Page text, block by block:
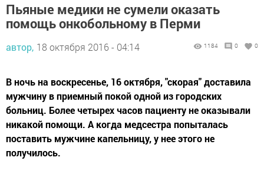
Пьяные медики не сумели оказать
помощь онкобольному в Перми
автор, 18 октября 2016 - 04:14 1184 0 0
В ночь на воскресенье, 16 октября, "скорая" доставила
мужчину в приемный покой одной из городских
больниц. Более четырех часов пациенту не оказывали
никакой помощи. А когда медсестра попыталась
поставить мужчине капельницу, у нее этого не
получилось.